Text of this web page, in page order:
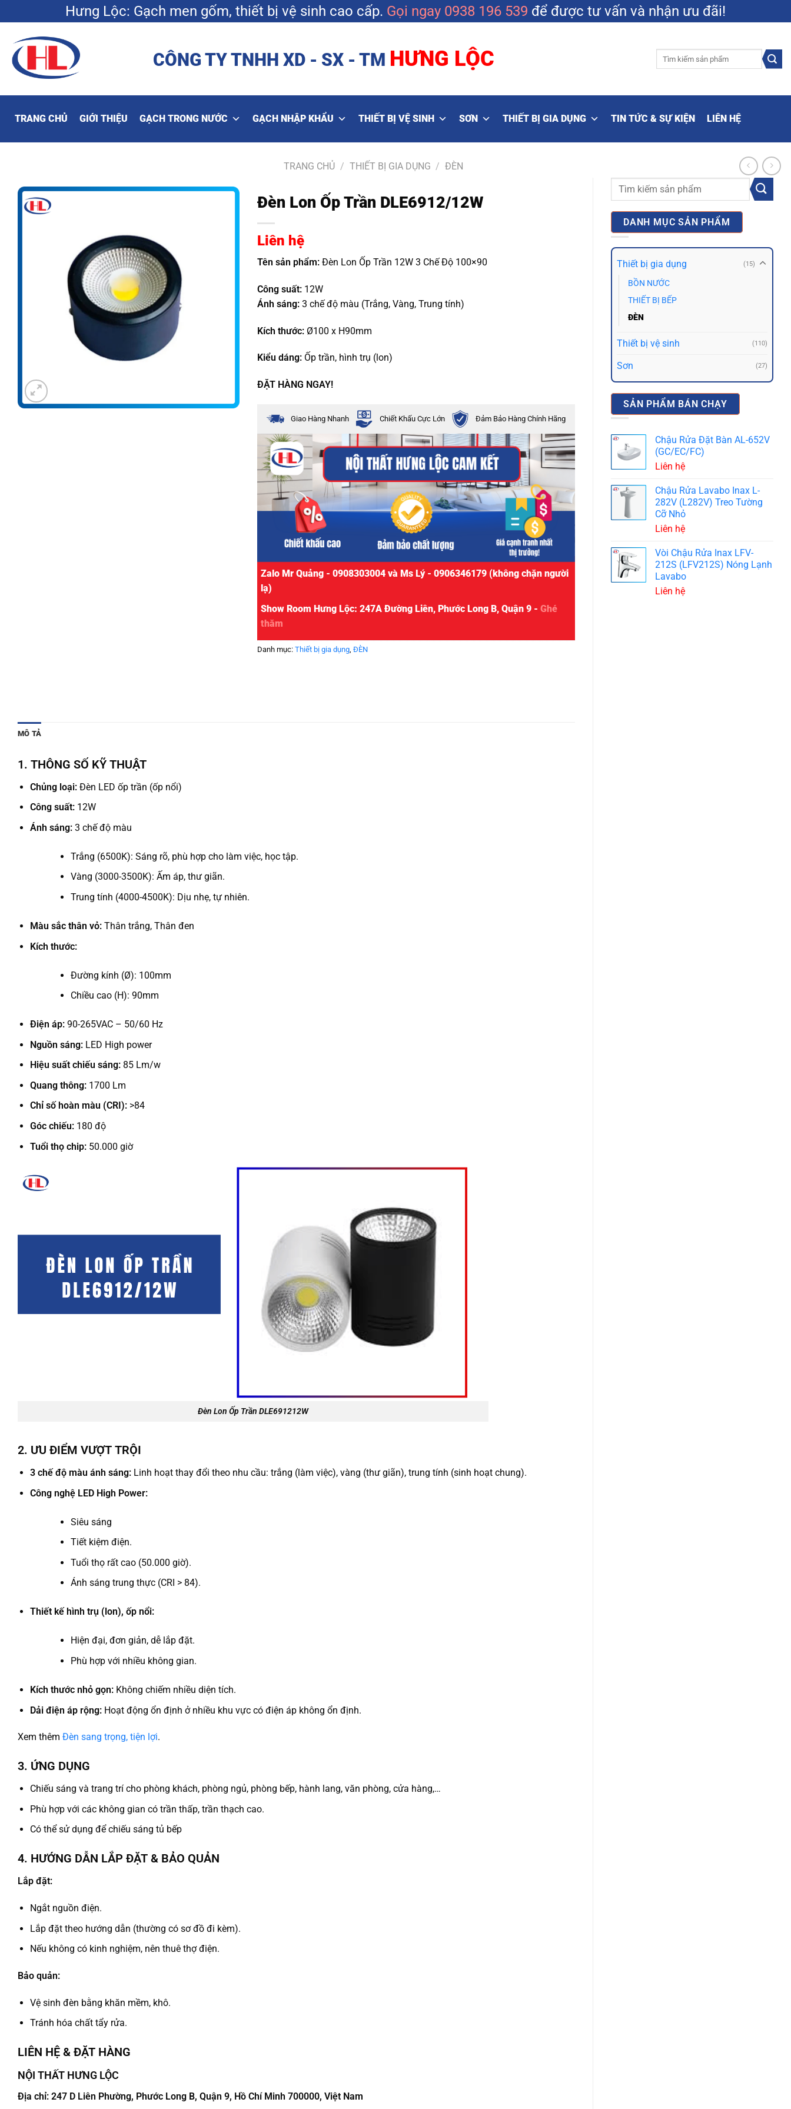
qua
dung
Hưng Lộc: Gạch men gốm, thiết bị vệ sinh cao cấp. Gọi ngay 0938 196 539 để được tư vấn và nhận ưu đãi!
CÔNG TY TNHH XD - SX - TM HƯNG LỘC
Tìm
kiếm:
TRANG CHỦ GIỚI THIỆU GẠCH TRONG NƯỚC GẠCH NHẬP KHẨU THIẾT BỊ VỆ SINH SƠN THIẾT BỊ GIA DỤNG TIN TỨC & SỰ KIỆN LIÊN HỆ
TRANG CHỦ / THIẾT BỊ GIA DỤNG / ĐÈN
Tìm
kiếm:
DANH MỤC SẢN PHẨM
Thiết bị gia dụng (15)
BỒN NƯỚC
THIẾT BỊ BẾP
ĐÈN
Thiết bị vệ sinh (110)
Sơn (27)
SẢN PHẨM BÁN CHẠY
Chậu Rửa Đặt Bàn AL-652V
(GC/EC/FC)
Liên hệ
Chậu Rửa Lavabo Inax L-
282V (L282V) Treo Tường
Cỡ Nhỏ
Liên hệ
Vòi Chậu Rửa Inax LFV-
212S (LFV212S) Nóng Lạnh
Lavabo
Liên hệ
Đèn Lon Ốp Trần DLE6912/12W
Liên hệ
Tên sản phẩm: Đèn Lon Ốp Trần 12W 3 Chế Độ 100×90
Công suất: 12W
Ánh sáng: 3 chế độ màu (Trắng, Vàng, Trung tính)
Kích thước: Ø100 x H90mm
Kiểu dáng: Ốp trần, hình trụ (lon)
ĐẶT HÀNG NGAY!
Giao Hàng Nhanh Chiết Khấu Cực Lớn Đảm Bảo Hàng Chính Hãng
Zalo Mr Quảng - 0908303004 và Ms Lý - 0906346179 (không chặn người
lạ)
Show Room Hưng Lộc: 247A Đường Liên, Phước Long B, Quận 9 -Ghé
thăm
Danh mục:Thiết bị gia dụng ,ĐÈN
MÔ TẢ
1. THÔNG SỐ KỸ THUẬT
Chủng loại:Đèn LED ốp trần (ốp nổi)
Công suất:12W
Ánh sáng:3 chế độ màu
Trắng (6500K): Sáng rõ, phù hợp cho làm việc, học tập.
Vàng (3000-3500K): Ấm áp, thư giãn.
Trung tính (4000-4500K): Dịu nhẹ, tự nhiên.
Màu sắc thân vỏ:Thân trắng, Thân đen
Kích thước:
Đường kính (Ø): 100mm
Chiều cao (H): 90mm
Điện áp:90-265VAC – 50/60 Hz
Nguồn sáng:LED High power
Hiệu suất chiếu sáng:85 Lm/w
Quang thông:1700 Lm
Chỉ số hoàn màu (CRI):>84
Góc chiếu:180 độ
Tuổi thọ chip:50.000 giờ
Đèn Lon Ốp Trần DLE691212W
2. ƯU ĐIỂM VƯỢT TRỘI
3 chế độ màu ánh sáng:Linh hoạt thay đổi theo nhu cầu: trắng (làm việc), vàng (thư giãn), trung tính (sinh hoạt chung).
Công nghệ LED High Power:
Siêu sáng
Tiết kiệm điện.
Tuổi thọ rất cao (50.000 giờ).
Ánh sáng trung thực (CRI > 84).
Thiết kế hình trụ (lon), ốp nổi:
Hiện đại, đơn giản, dễ lắp đặt.
Phù hợp với nhiều không gian.
Kích thước nhỏ gọn:Không chiếm nhiều diện tích.
Dải điện áp rộng:Hoạt động ổn định ở nhiều khu vực có điện áp không ổn định.
Xem thêm Đèn sang trọng, tiện lợi.
3. ỨNG DỤNG
Chiếu sáng và trang trí cho phòng khách, phòng ngủ, phòng bếp, hành lang, văn phòng, cửa hàng,…
Phù hợp với các không gian có trần thấp, trần thạch cao.
Có thể sử dụng để chiếu sáng tủ bếp
4. HƯỚNG DẪN LẮP ĐẶT & BẢO QUẢN
Lắp đặt:
Ngắt nguồn điện.
Lắp đặt theo hướng dẫn (thường có sơ đồ đi kèm).
Nếu không có kinh nghiệm, nên thuê thợ điện.
Bảo quản:
Vệ sinh đèn bằng khăn mềm, khô.
Tránh hóa chất tẩy rửa.
LIÊN HỆ & ĐẶT HÀNG
NỘI THẤT HƯNG LỘC
Địa chỉ: 247 D Liên Phường, Phước Long B, Quận 9, Hồ Chí Minh 700000, Việt Nam